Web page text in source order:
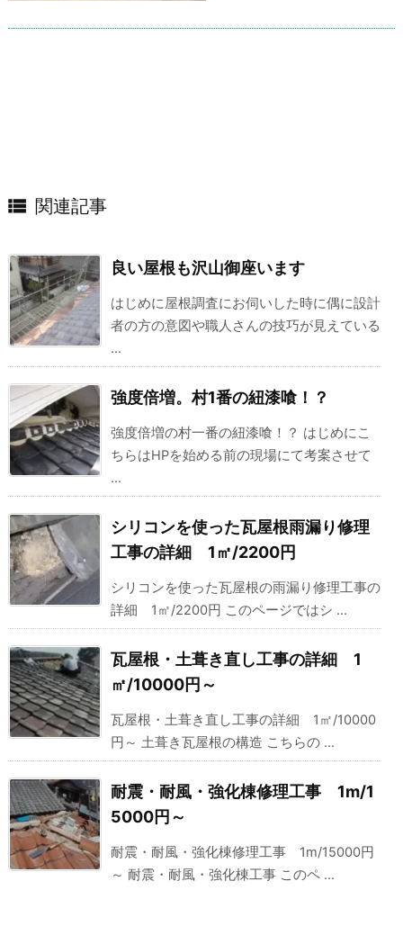
 関連記事
良い屋根も沢山御座います
はじめに屋根調査にお伺いした時に偶に設計
者の方の意図や職人さんの技巧が見えている
...
強度倍増。村1番の紐漆喰！？
強度倍増の村一番の紐漆喰！？ はじめにこ
ちらはHPを始める前の現場にて考案させて
...
シリコンを使った瓦屋根雨漏り修理
工事の詳細 1㎡/2200円
シリコンを使った瓦屋根の雨漏り修理工事の
詳細 1㎡/2200円 このページではシ ...
瓦屋根・土葺き直し工事の詳細 1
㎡/10000円～
瓦屋根・土葺き直し工事の詳細 1㎡/10000
円～ 土葺き瓦屋根の構造 こちらの ...
耐震・耐風・強化棟修理工事 1m/1
5000円～
耐震・耐風・強化棟修理工事 1m/15000円
～ 耐震・耐風・強化棟工事 このペ ...